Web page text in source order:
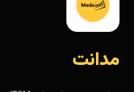
مدانت